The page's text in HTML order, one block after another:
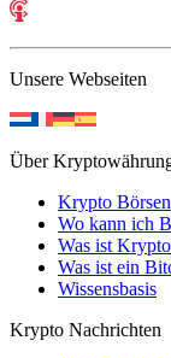
Unsere Webseiten
Über
Krypto Börsen
Wo kann ich
Was ist
Was ist ein
Wissensbasis
Krypto Nachrichten